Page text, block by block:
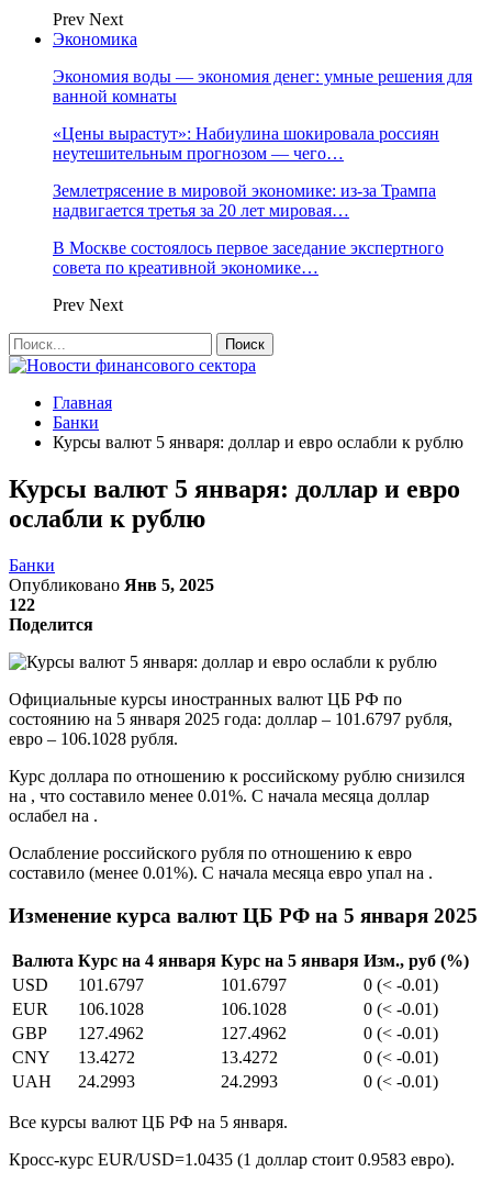
Prev Next
Экономика
Экономия воды — экономия денег: умные решения для
ванной комнаты
«Цены вырастут»: Набиулина шокировала россиян
неутешительным прогнозом — чего…
Землетрясение в мировой экономике: из-за Трампа
надвигается третья за 20 лет мировая…
В Москве состоялось первое заседание экспертного
совета по креативной экономике…
Prev Next
Главная
Банки
Курсы валют 5 января: доллар и евро ослабли к рублю
Курсы валют 5 января: доллар и евро
ослабли к рублю
Банки
Опубликовано Янв 5, 2025
122
Поделится
Официальные курсы иностранных валют ЦБ РФ по
состоянию на 5 января 2025 года: доллар – 101.6797 рубля,
евро – 106.1028 рубля.
Курс доллара по отношению к российскому рублю снизился
на , что составило менее 0.01%. С начала месяца доллар
ослабел на .
Ослабление российского рубля по отношению к евро
составило (менее 0.01%). С начала месяца евро упал на .
Изменение курса валют ЦБ РФ на 5 января 2025
Валюта Курс на 4 января Курс на 5 января Изм., руб (%)
USD
101.6797 101.6797
0 (< -0.01)
EUR
106.1028 106.1028
0 (< -0.01)
GBP
127.4962 127.4962
0 (< -0.01)
CNY
13.4272 13.4272
0 (< -0.01)
UAH
24.2993 24.2993 0 (< -0.01)
Все курсы валют ЦБ РФ на 5 января.
Кросс-курс EUR/USD=1.0435 (1 доллар стоит 0.9583 евро).